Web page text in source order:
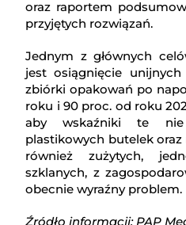
oraz raportem
przyjętych rozwiązań.
Jednym z głównych
jest osiągnięcie
zbiórki opakowań po
roku i 90 proc. od roku
aby wskaźniki te nie
plastikowych butelek
również zużytych,
szklanych, z
obecnie wyraźny problem.
Źródło informacji: PAP